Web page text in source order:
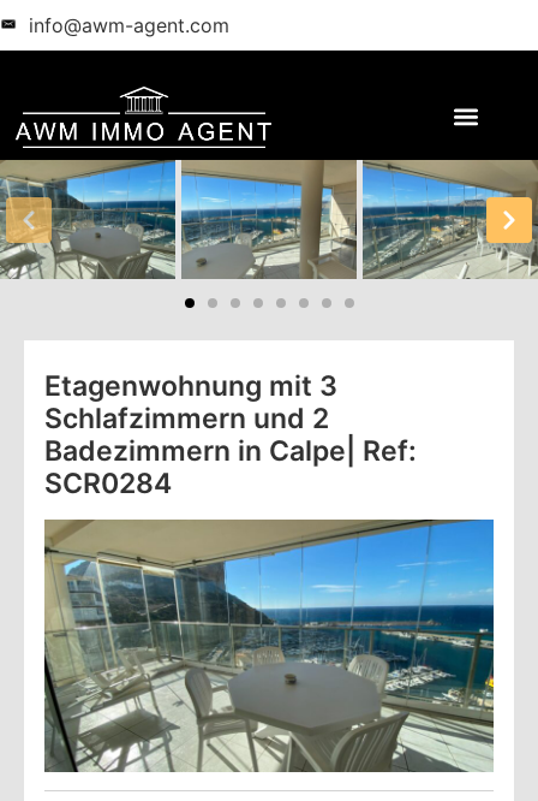
info@awm-agent.com
Etagenwohnung mit 3
Schlafzimmern und 2
Badezimmern in Calpe| Ref:
SCR0284